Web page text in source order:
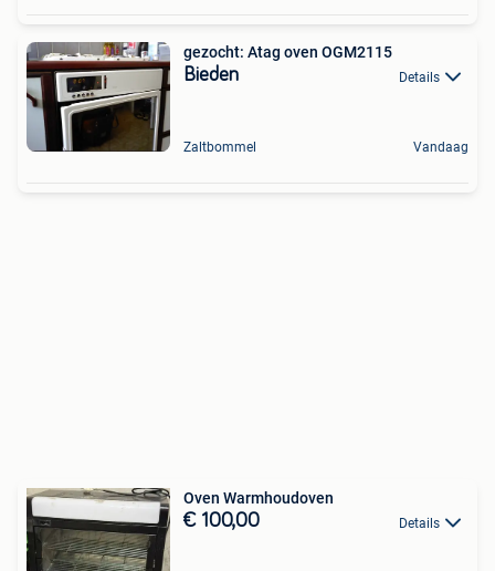
gezocht: Atag oven OGM2115
Bieden Details
Zaltbommel Vandaag
Oven Warmhoudoven
€ 100,00 Details